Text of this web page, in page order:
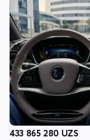
433 865 280 UZS